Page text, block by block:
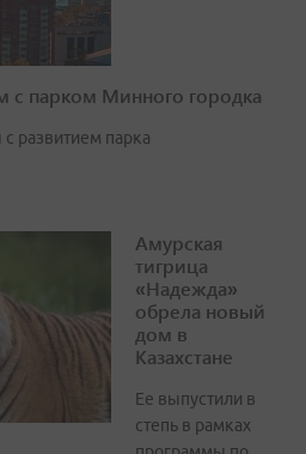
с парком Минного городка
развитием парка
Амурская
тигрица
«Надежда»
обрела новый
дом в
Казахстане
Ее выпустили в
степь в рамках